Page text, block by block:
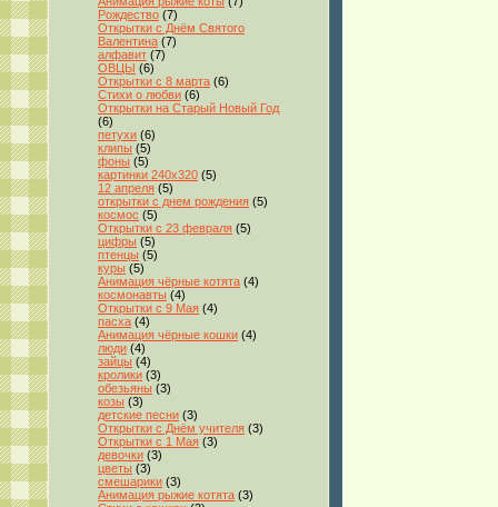
Рождество (7)
Открытки с Днём Святого
Валентина (7)
алфавит (7)
ОВЦЫ (6)
Открытки с 8 марта (6)
Стихи о любви (6)
Открытки на Старый Новый Год
(6)
петухи (6)
клипы (5)
фоны (5)
картинки 240x320 (5)
12 апреля (5)
открытки с днем рождения (5)
космос (5)
Открытки с 23 февраля (5)
цифры (5)
птенцы (5)
куры (5)
Анимация чёрные котята (4)
космонавты (4)
Открытки с 9 Мая (4)
пасха (4)
Анимация чёрные кошки (4)
люди (4)
зайцы (4)
кролики (3)
обезьяны (3)
козы (3)
детские песни (3)
Открытки с Днём учителя (3)
Открытки с 1 Мая (3)
девочки (3)
цветы (3)
смешарики (3)
Анимация рыжие котята (3)